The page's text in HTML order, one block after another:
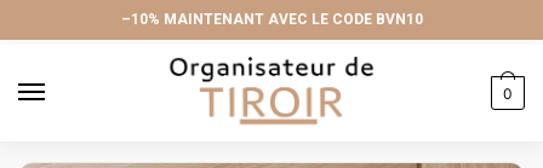
to
to
–10% MAINTENANT AVEC LE CODE BVN10
0